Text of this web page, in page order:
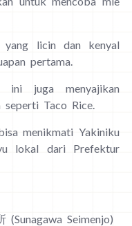
licin dan kenyal
pertama.
ini juga menyajikan
seperti Taco Rice.
menikmati Yakiniku
lokal dari Prefektur
(Sunagawa Seimenjo)